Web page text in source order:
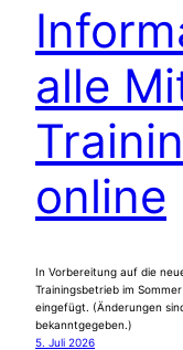
alle
online
In Vorbereitung auf die
Trainingsbetrieb im
eingefügt. (Änderungen
bekanntgegeben.)
5. Juli 2026